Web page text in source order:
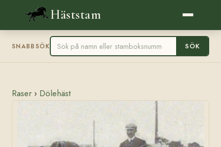
Häststam
SNABBSÖK SÖK
Raser › Dölehäst